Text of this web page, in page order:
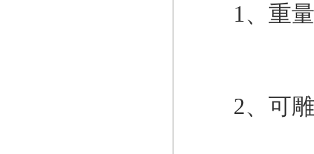
1、重量
2、可雕